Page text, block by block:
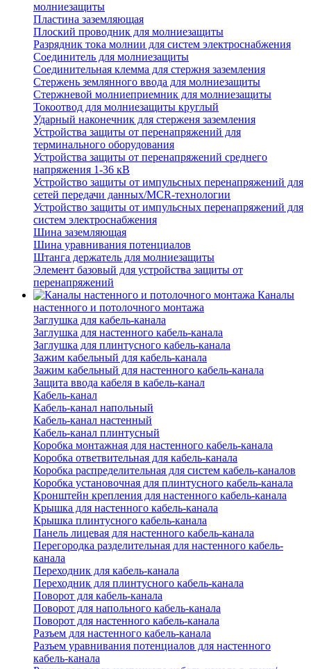
молниезащиты
Пластина заземляющая
Плоский проводник для молниезащиты
Разрядник тока молнии для систем электроснабжения
Соединитель для молниезащиты
Соединительная клемма для стержня заземления
Стержень землянного ввода для молниезащиты
Стержневой молниеприемник для молниезащиты
Токоотвод для молниезащиты круглый
Ударный наконечник для стерженя заземления
Устройства защиты от перенапряжений для
терминального оборудования
Устройства защиты от перенапряжений среднего
напряжения 1-36 кВ
Устройство защиты от импульсных перенапряжений для
сетей передачи данных/MCR-технологии
Устройство защиты от импульсных перенапряжений для
систем электроснабжения
Шина заземляющая
Шина уравнивания потенциалов
Штанга держатель для молниезащиты
Элемент базовый для устройства защиты от
перенапряжений
Каналы
настенного и потолочного монтажа
Заглушка для кабель-канала
Заглушка для настенного кабель-канала
Заглушка для плинтусного кабель-канала
Зажим кабельный для кабель-канала
Зажим кабельный для настенного кабель-канала
Защита ввода кабеля в кабель-канал
Кабель-канал
Кабель-канал напольный
Кабель-канал настенный
Кабель-канал плинтусный
Коробка монтажная для настенного кабель-канала
Коробка ответвительная для кабель-канала
Коробка распределительная для систем кабель-каналов
Коробка установочная для плинтусного кабель-канала
Кронштейн крепления для настенного кабель-канала
Крышка для настенного кабель-канала
Крышка плинтусного кабель-канала
Панель лицевая для настенного кабель-канала
Перегородка разделительная для настенного кабель-
канала
Переходник для кабель-канала
Переходник для плинтусного кабель-канала
Поворот для кабель-канала
Поворот для напольного кабель-канала
Поворот для настенного кабель-канала
Разъем для настенного кабель-канала
Разъем уравнивания потенциалов для настенного
кабель-канала